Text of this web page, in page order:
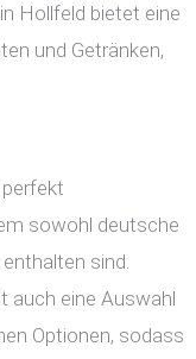
Hollfeld bietet eine
und Getränken,
sowohl deutsche
sind.
auch eine Auswahl
Optionen, sodass